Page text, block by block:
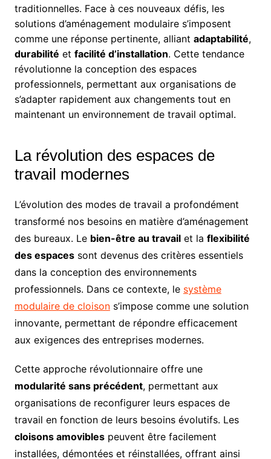
traditionnelles. Face à ces nouveaux défis, les
solutions d’aménagement modulaire s’imposent
comme une réponse pertinente, alliant adaptabilité,
durabilité et facilité d’installation. Cette tendance
révolutionne la conception des espaces
professionnels, permettant aux organisations de
s’adapter rapidement aux changements tout en
maintenant un environnement de travail optimal.
La révolution des espaces de
travail modernes
L’évolution des modes de travail a profondément
transformé nos besoins en matière d’aménagement
des bureaux. Le bien-être au travailet la flexibilité
des espacessont devenus des critères essentiels
dans la conception des environnements
professionnels. Dans ce contexte, le système
modulaire de cloisons’impose comme une solution
innovante, permettant de répondre efficacement
aux exigences des entreprises modernes.
Cette approche révolutionnaire offre une
modularité sans précédent, permettant aux
organisations de reconfigurer leurs espaces de
travail en fonction de leurs besoins évolutifs. Les
cloisons amoviblespeuvent être facilement
installées, démontées et réinstallées, offrant ainsi